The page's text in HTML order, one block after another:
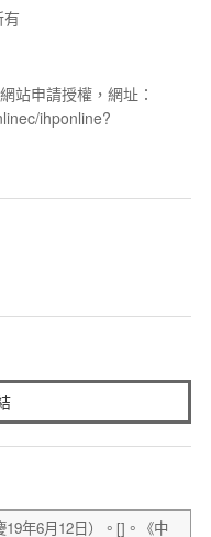
站申請授權，網址：
ihponline?